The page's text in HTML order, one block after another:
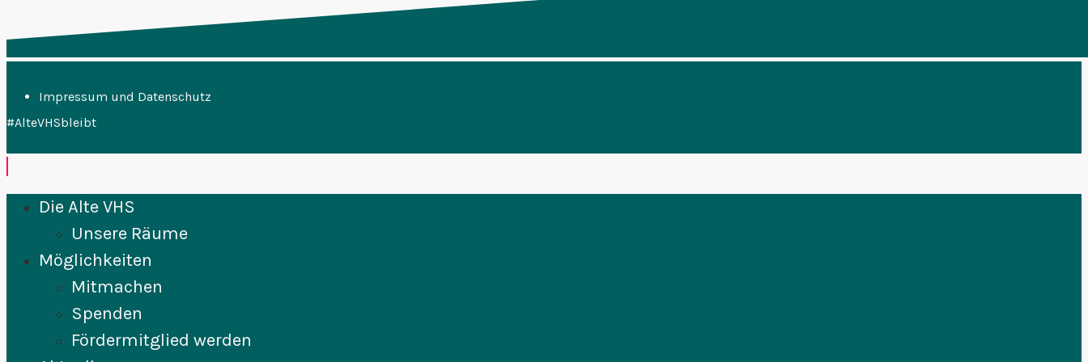
Impressum und Datenschutz
#AlteVHSbleibt
Die Alte VHS
Unsere Räume
Möglichkeiten
Mitmachen
Spenden
Fördermitglied werden